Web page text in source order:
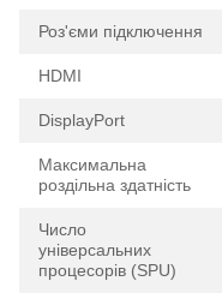
Роз'єми підключення
HDMI
DisplayPort
Максимальна
роздільна здатність
Число
універсальних
процесорів (SPU)